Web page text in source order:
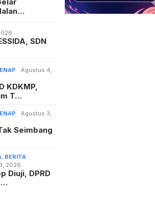
SDN
Agustus 4,
KDKMP,
T…
Agustus 3,
Seimbang
BERITA
2026
Diuji, DPRD